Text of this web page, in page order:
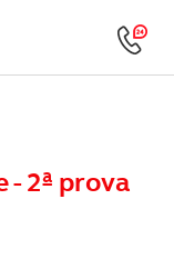
- 2ª prova